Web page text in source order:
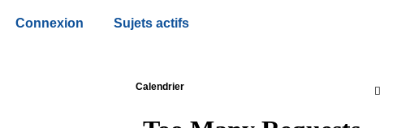
Connexion Sujets actifs

Calendrier